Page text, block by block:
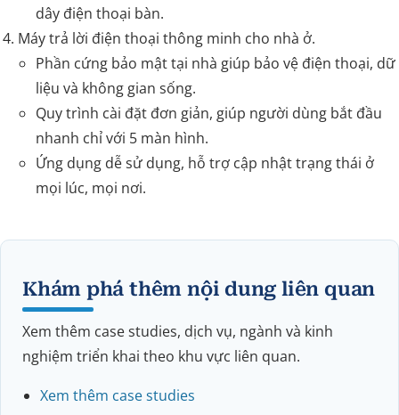
dây điện thoại bàn.
Máy trả lời điện thoại thông minh cho nhà ở.
Phần cứng bảo mật tại nhà giúp bảo vệ điện thoại, dữ
liệu và không gian sống.
Quy trình cài đặt đơn giản, giúp người dùng bắt đầu
nhanh chỉ với 5 màn hình.
Ứng dụng dễ sử dụng, hỗ trợ cập nhật trạng thái ở
mọi lúc, mọi nơi.
Khám phá thêm nội dung liên quan
Xem thêm case studies, dịch vụ, ngành và kinh
nghiệm triển khai theo khu vực liên quan.
Xem thêm case studies